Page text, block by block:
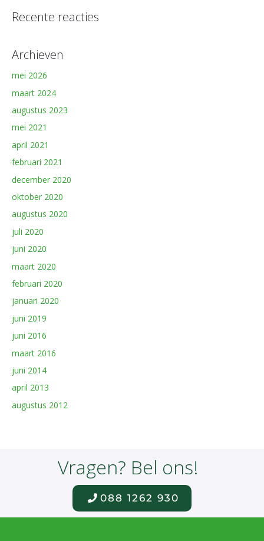
Recente reacties
Archieven
mei 2026
maart 2024
augustus 2023
mei 2021
april 2021
februari 2021
december 2020
oktober 2020
augustus 2020
juli 2020
juni 2020
maart 2020
februari 2020
januari 2020
juni 2019
juni 2016
maart 2016
juni 2014
april 2013
augustus 2012
Vragen? Bel ons!
088 1262 930